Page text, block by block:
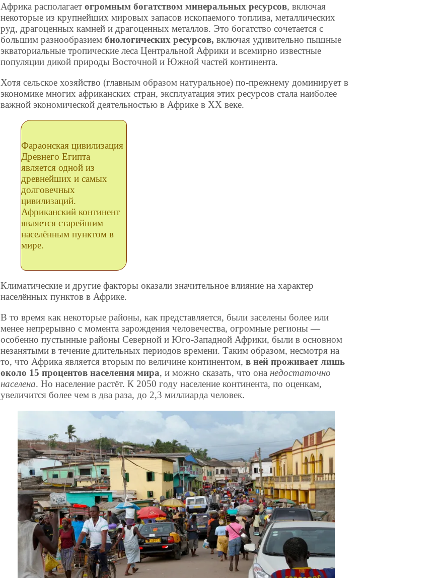
Африка располагаетогромным богатством минеральных ресурсов, включая
некоторые из крупнейших мировых запасов ископаемого топлива, металлических
руд, драгоценных камней и драгоценных металлов. Это богатство сочетается с
большим разнообразиембиологических ресурсов, включая удивительно пышные
экваториальные тропические леса Центральной Африки и всемирно известные
популяции дикой природы Восточной и Южной частей континента.
Хотя сельское хозяйство (главным образом натуральное) по-прежнему доминирует в
экономике многих африканских стран, эксплуатация этих ресурсов стала наиболее
важной экономической деятельностью в Африке в XX веке.
Фараонская цивилизация
Древнего Египта
является одной из
древнейших и самых
долговечных
цивилизаций.
Африканский континент
является старейшим
населённым пунктом в
мире.
Климатические и другие факторы оказали значительное влияние на характер
населённых пунктов в Африке.
В то время как некоторые районы, как представляется, были заселены более или
менее непрерывно с момента зарождения человечества, огромные регионы —
особенно пустынные районы Северной и Юго-Западной Африки, были в основном
незанятыми в течение длительных периодов времени. Таким образом, несмотря на
то, что Африка является вторым по величине континентом,в ней проживает лишь
около 15 процентов населения мира, и можно сказать, что онанедостаточно
населена. Но население растёт. К 2050 году население континента, по оценкам,
увеличится более чем в два раза, до 2,3 миллиарда человек.